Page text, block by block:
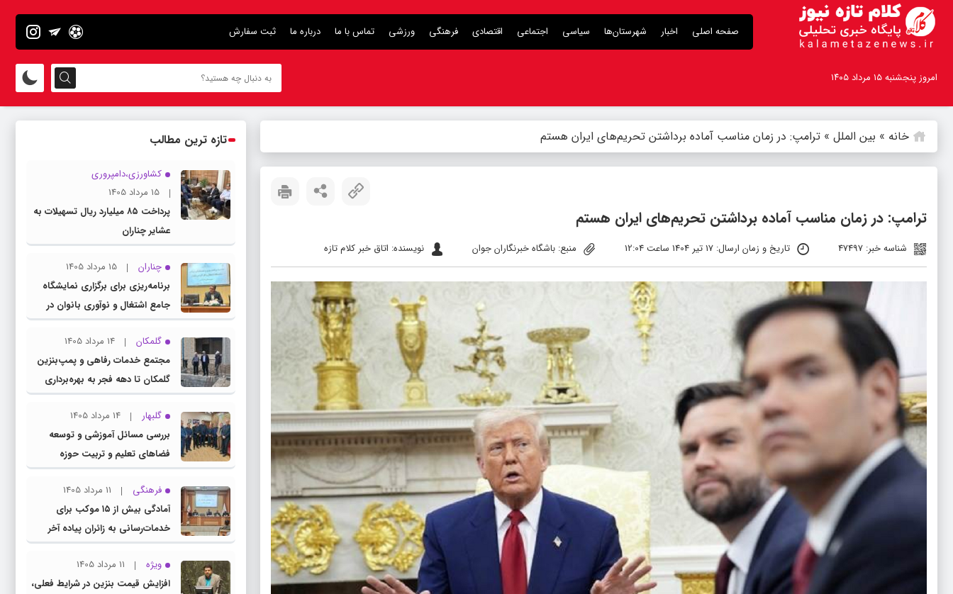
صفحه اصلی اخبار شهرستان‌ها سیاسی اجتماعی اقتصادی فرهنگی ورزشی تماس با ما درباره ما ثبت سفارش
امروز پنجشنبه ۱۵ مرداد ۱۴۰۵
خانه » بین الملل » ترامپ: در زمان مناسب آماده برداشتن تحریم‌های ایران هستم
ترامپ: در زمان مناسب آماده برداشتن تحریم‌های ایران هستم
شناسه خبر: 47497 تاریخ و زمان ارسال: 17 تیر 1404 ساعت 12:04 منبع: باشگاه خبرنگاران جوان نویسنده: اتاق خبر کلام تازه
تازه ترین مطالب
کشاورزی،دامپروری
15 مرداد 1405
پرداخت ۸۵ میلیارد ریال تسهیلات به
عشایر چناران
چناران
15 مرداد 1405
برنامه‌ریزی برای برگزاری نمایشگاه
جامع اشتغال و نوآوری بانوان در
چناران
گلمکان
14 مرداد 1405
مجتمع خدمات رفاهی و پمپ‌بنزین
گلمکان تا دهه فجر به بهره‌برداری
می‌رسد
گلبهار
14 مرداد 1405
بررسی مسائل آموزشی و توسعه
فضاهای تعلیم و تربیت حوزه
انتخابیه در نشست مشترک عضو
کمیسیون آموزش مجلس با مدیرکل
آموزش و پرورش خراسان رضوی
فرهنگی
11 مرداد 1405
آمادگی بیش از ۱۵ موکب برای
خدمات‌رسانی به زائران پیاده آخر
صفر در شهرستان چناران
ویژه
11 مرداد 1405
افزایش قیمت بنزین در شرایط فعلی،